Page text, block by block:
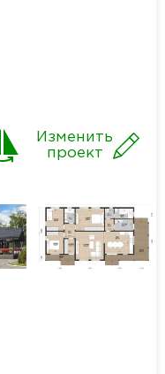
Изменить
проект